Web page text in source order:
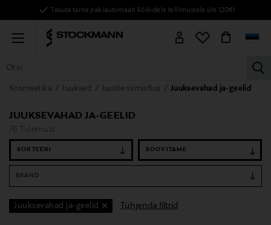
Tasuta tarne pakiautomaati kõikidele tellimustele üle 120€!
Menu
KÕIK TOOTED NAISED MEHED LAPSED KODU
Kosmeetika Juuksed Juuste viimistlus Juuksevahad ja-geelid
JUUKSEVAHAD JA-GEELID
76 Tulemust
SORTEERI
BRÄND
Juuksevahad ja-geelid Tühjenda filtrid